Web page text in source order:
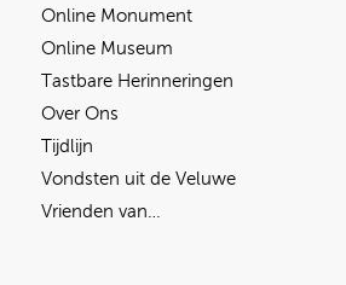
Online Monument
Online Museum
Tastbare Herinneringen
Over Ons
Tijdlijn
Vondsten uit de Veluwe
Vrienden van…